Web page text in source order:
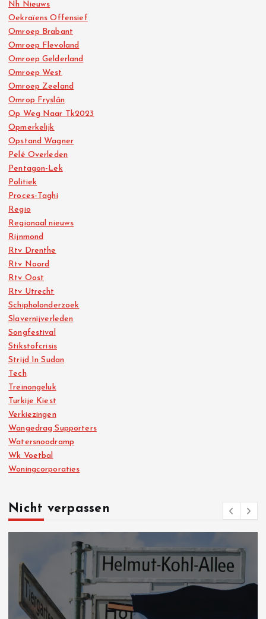
Nh Nieuws
Oekraïens Offensief
Omroep Brabant
Omroep Flevoland
Omroep Gelderland
Omroep West
Omroep Zeeland
Omrop Fryslân
Op Weg Naar Tk2023
Opmerkelijk
Opstand Wagner
Pelé Overleden
Pentagon-Lek
Politiek
Proces-Taghi
Regio
Regionaal nieuws
Rijnmond
Rtv Drenthe
Rtv Noord
Rtv Oost
Rtv Utrecht
Schipholonderzoek
Slavernijverleden
Songfestival
Stikstofcrisis
Strijd In Sudan
Tech
Treinongeluk
Turkije Kiest
Verkiezingen
Wangedrag Supporters
Watersnoodramp
Wk Voetbal
Woningcorporaties
Nicht verpassen